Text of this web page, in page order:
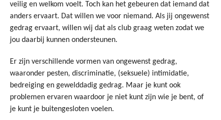
veilig en welkom voelt. Toch kan het gebeuren dat iemand dat
anders ervaart. Dat willen we voor niemand. Als jij ongewenst
gedrag ervaart, willen wij dat als club graag weten zodat we
jou daarbij kunnen ondersteunen.
Er zijn verschillende vormen van ongewenst gedrag,
waaronder pesten, discriminatie, (seksuele) intimidatie,
bedreiging en gewelddadig gedrag. Maar je kunt ook
problemen ervaren waardoor je niet kunt zijn wie je bent, of
je kunt je buitengesloten voelen.